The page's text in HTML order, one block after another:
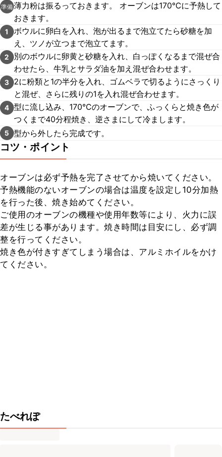
準備薄力粉は振るっておきます。 オーブンは170℃に予熱して
おきます。
1
ボウルに卵白を入れ、泡が出るまで泡立てたら砂糖を加
え、ツノが立つまで泡立てます。
2
別のボウルに卵黄と砂糖を入れ、白っぽくなるまで混ぜ合
わせたら、牛乳とサラダ油を加え混ぜ合わせます。
3
2に粉類と1の半分を入れ、ゴムベラで切るようにさっくり
と混ぜ、さらに残りの1を入れ混ぜ合わせます。
4 型に流し込み、170℃のオーブンで、ふっくらと焼き色が
つくまで40分程焼き、逆さまにして冷まします。
5 型から外したら完成です。
コツ・ポイント
オーブンは必ず予熱を完了させてから焼いてください。
予熱機能のないオーブンの場合は温度を設定し10分加熱
を行った後、焼き始めてください。
ご使用のオーブンの機種や使用年数等により、火力に誤
差が生じる事があります。焼き時間は目安にし、必ず調
整を行ってください。
焼き色が付きすぎてしまう場合は、アルミホイルをかけ
てください。
たべれぽ